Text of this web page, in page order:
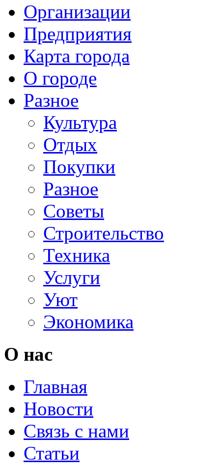
Организации
Предприятия
Карта города
О городе
Разное
Культура
Отдых
Покупки
Разное
Советы
Строительство
Техника
Услуги
Уют
Экономика
О нас
Главная
Новости
Связь с нами
Статьи